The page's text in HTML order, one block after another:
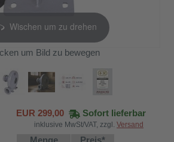
Wischen um zu drehen
um Bild zu bewegen
EUR 299,00 Sofort lieferbar
inklusive MwSt/VAT, zzgl. Versand